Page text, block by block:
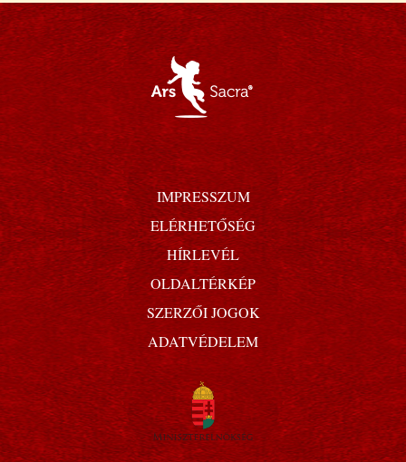
IMPRESSZUM
ELÉRHETŐSÉG
HÍRLEVÉL
OLDALTÉRKÉP
SZERZŐI JOGOK
ADATVÉDELEM